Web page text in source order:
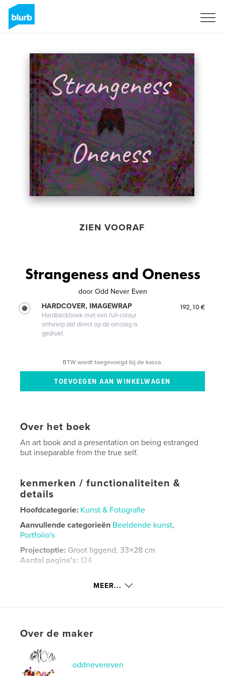
ZIEN VOORAF
Strangeness and Oneness
door Odd Never Even
HARDCOVER, IMAGEWRAP
Hardbackboek met een full-colour
ontwerp dat direct op de omslag is
gedrukt
192,10 €
BTW wordt toegevoegd bij de kassa.
Over het boek
An art book and a presentation on being estranged
but inseparable from the true self.
kenmerken / functionaliteiten &
details
Hoofdcategorie: Kunst & Fotografie
Aanvullende categorieën Beeldende kunst,
Portfolio's
Projectoptie: Groot liggend, 33×28 cm
Aantal pagina's: 124
Hardcover, ImageWrap: 9798259973909
Trefwoorden
MEER...
Over de maker
oddnevereven